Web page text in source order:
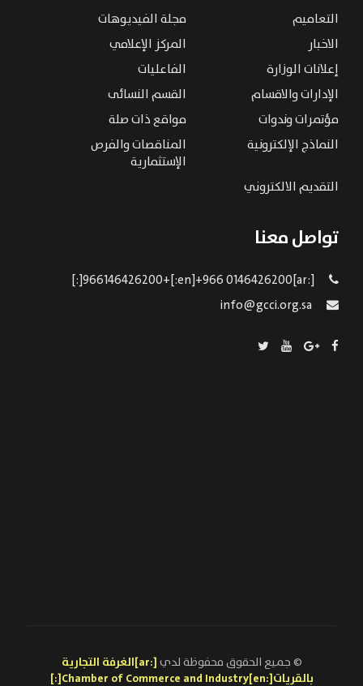
التعاميم
مجلة الفيديوهات
الاخبار
المركز الإعلامي
إعلانات الوزارة
الفاعليات
الإدارات والاقسام
القسم النسائى
مؤتمرات وندوات
مواقع ذات صلة
النماذج الإلكترونية
المناقصات والفرص
الإستثمارية
التقديم الالكتروني
تواصل معنا
[:ar]966146426200+[:en]+966 0146426200[:]
© جميع الحقوق محفوظة لدي
[:ar]الغرفة التجارية
بالقريات[:en]Chamber of Commerce and Industry[:]